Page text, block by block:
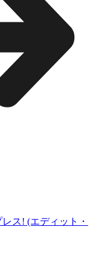
ス! (エディット・